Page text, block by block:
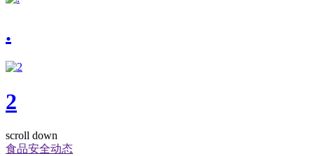
.
2
scroll down
食品安全动态